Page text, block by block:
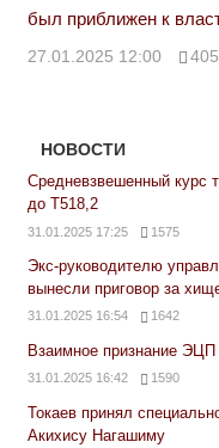
был приближен к
27.01.2025 12:00
НОВОСТИ
Средневзвешенный курс
до Т518,2
31.01.2025 17:25 1575
Экс-руководителю
вынесли приговор за
31.01.2025 16:54 1642
Взаимное признание ЭЦП
31.01.2025 16:42 1590
Токаев принял
Акихису Нагашиму